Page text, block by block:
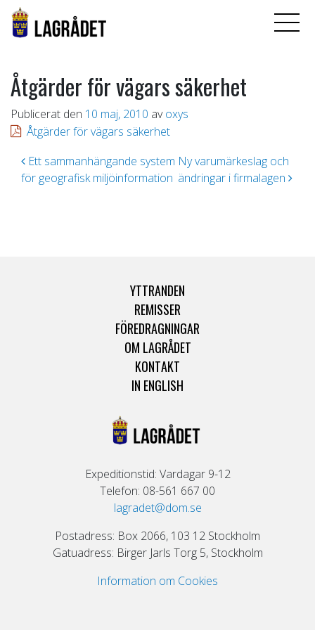
Åtgärder för vägars säkerhet
Publicerat den 10 maj, 2010 av oxys
Åtgärder för vägars säkerhet
Inläggsnavigering
Ett sammanhängande system
för geografisk miljöinformation
Ny varumärkeslag och
ändringar i firmalagen
YTTRANDEN
REMISSER
FÖREDRAGNINGAR
OM LAGRÅDET
KONTAKT
IN ENGLISH
Expeditionstid: Vardagar 9-12
Telefon: 08-561 667 00
lagradet@dom.se
Postadress: Box 2066, 103 12 Stockholm
Gatuadress: Birger Jarls Torg 5, Stockholm
Information om Cookies